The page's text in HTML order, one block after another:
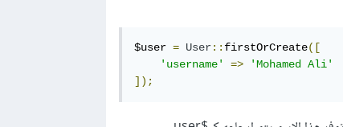
$user = User:: firstOrCreate([
'username'
=>
'Mohamed Ali'
]);